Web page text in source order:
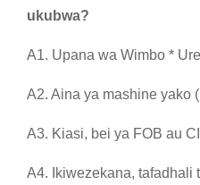
ukubwa?
A1. Upana wa Wimbo *
A2. Aina ya mashine yako
A3. Kiasi, bei ya FOB au
A4. Ikiwezekana, tafadhali